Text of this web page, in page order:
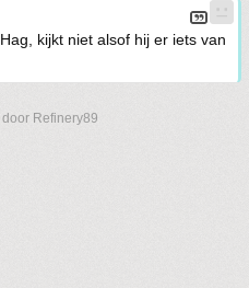
kijkt niet alsof hij er iets van
Refinery89